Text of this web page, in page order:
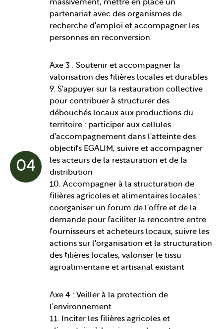
massivement, mettre en place un
partenariat avec des organismes de
recherche d'emploi et accompagner les
personnes en reconversion
04
Axe 3 : Soutenir et accompagner la
valorisation des filières locales et durables
9. S'appuyer sur la restauration collective
pour contribuer à structurer des
débouchés locaux aux productions du
territoire : participer aux cellules
d'accompagnement dans l'atteinte des
objectifs EGALIM, suivre et accompagner
les acteurs de la restauration et de la
distribution
10. Accompagner à la structuration de
filières agricoles et alimentaires locales :
coorganiser un forum de l'offre et de la
demande pour faciliter la rencontre entre
fournisseurs et acheteurs locaux, suivre les
actions sur l'organisation et la structuration
des filières locales, valoriser le tissu
agroalimentaire et artisanal existant
Axe 4 : Veiller à la protection de
l'environnement
11. Inciter les filières agricoles et